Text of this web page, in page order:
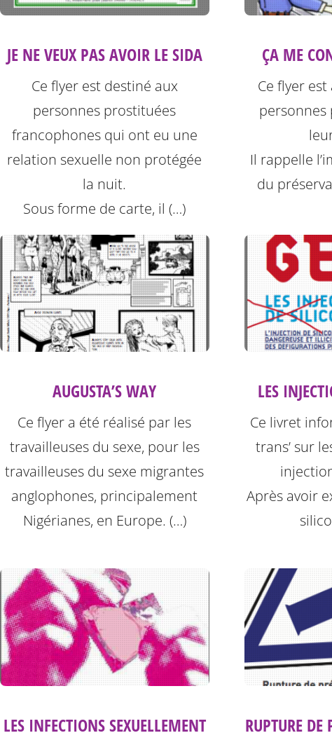
JE NE VEUX PAS AVOIR LE SIDA
Ce flyer est destiné aux
personnes prostituées
francophones qui ont eu une
relation sexuelle non protégée
la nuit.
Sous forme de carte, il (…)
ÇA ME
Ce flyer
personnes
Il rappelle
du
AUGUSTA’S WAY
Ce flyer a été réalisé par les
travailleuses du sexe, pour les
travailleuses du sexe migrantes
anglophones, principalement
Nigérianes, en Europe. (…)
LES
Ce livret
trans’ sur
Après avoir
LES INFECTIONS SEXUELLEMENT RUPTURE